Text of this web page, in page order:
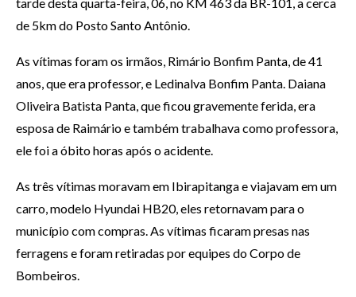
de 5km do Posto Santo Antônio.
As vítimas foram os irmãos, Rimário Bonfim Panta, de 41
anos, que era professor, e Ledinalva Bonfim Panta. Daiana
Oliveira Batista Panta, que ficou gravemente ferida, era
esposa de Raimário e também trabalhava como professora,
ele foi a óbito horas após o acidente.
As três vítimas moravam em Ibirapitanga e viajavam em um
carro, modelo Hyundai HB20, eles retornavam para o
município com compras. As vítimas ficaram presas nas
ferragens e foram retiradas por equipes do Corpo de
Bombeiros.